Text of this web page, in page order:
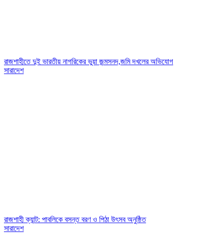
রাজশাহীতে দুই ভারতীয় নাগরিকের ভুয়া জন্মসনদ,জমি দখলের অভিযোগ
সারাদেশ
রাজশাহী ক্যান্ট: পাবলিকে বসন্ত বরণ ও পিঠা উৎসব অনুষ্ঠিত
সারাদেশ